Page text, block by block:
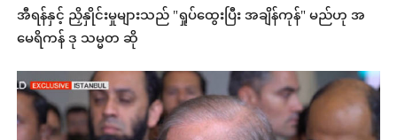
အီရန်နှင့် ညှိနှိုင်းမှုများသည် "ရှုပ်ထွေးပြီး အချိန်ကုန်" မည်ဟု အ
မေရိကန် ဒု သမ္မတ ဆို